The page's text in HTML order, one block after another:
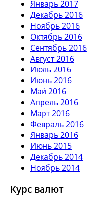
Январь 2017
Декабрь 2016
Ноябрь 2016
Октябрь 2016
Сентябрь 2016
Август 2016
Июль 2016
Июнь 2016
Май 2016
Апрель 2016
Март 2016
Февраль 2016
Январь 2016
Июнь 2015
Декабрь 2014
Ноябрь 2014
Курс валют